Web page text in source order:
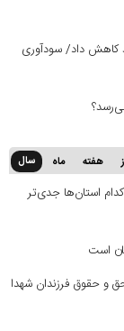
عراق صادرات میلگرد ایران را ۴۰ درصد کاهش داد/ سودآوری
هفته ماه سال
استان‌ها جدی‌تر
وضعیت/ افزایش ۱۲۰ درصدی حق و حقوق فرزندان شهدا